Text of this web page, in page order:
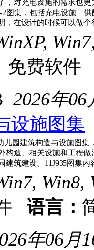
，对充电设施的需求也
2图集，包括充电设施、
，在设计的时候可以做个
免费软
2026年06
设施图集
儿园建筑构造与设施图
构造、相关设施和工程
建筑建设。11J935图集内
Win8,
语言：
年06月